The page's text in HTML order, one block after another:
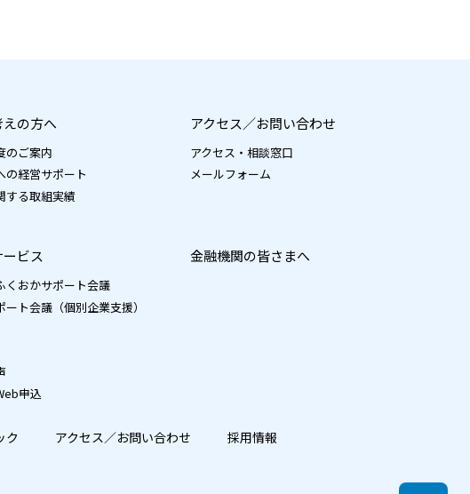
の方へ
のご案内
の経営サポート
する取組実績
ビス
くおかサポート会議
ト会議（個別企業支援）
申込
アクセス／お問い合わせ
アクセス・相談窓口
メールフォーム
金融機関の皆さまへ
ク アクセス／お問い合わせ 採用情報